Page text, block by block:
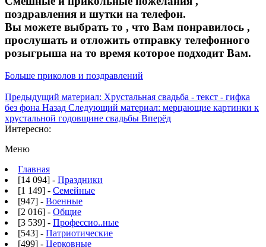
поздравления и шутки на телефон.
Вы можете выбрать то , что Вам понравилось ,
прослушать и отложить отправку телефонного
розыгрыша на то время которое подходит Вам.
Больше приколов и поздравлений
Предыдущий материал: Хрустальная свадьба - текст - гифка
без фона Назад Следующий материал: мерцающие картинки к
хрустальной годовщине свадьбы Вперёд
Интересно:
Меню
Главная
[14 094] - Праздники
[1 149] - Семейные
[947] - Военные
[2 016] - Общие
[3 539] - Профессио..ные
[543] - Патриотические
[499] - Церковные